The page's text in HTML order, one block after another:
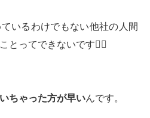
いるわけでもない他社の人間
とってできないです🙅‍♀️
ちゃった方が早いんです。